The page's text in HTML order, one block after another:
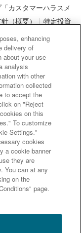
カスタマーハラスメ
（概要）
特定投資
との連携について
対策に関するガイド
ティについて
について
金銭債権
会社
）第649号
資産運用業協会、
業協会
enhancing
delivery of
about your use
analysis
with other
collected
to accept the
on "Reject
on this
To customize
Settings."
cookies
a cookie banner
they are
You can at any
on the
page.